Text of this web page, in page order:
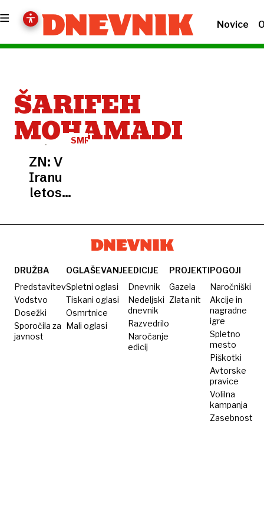
Novice
ŠARIFEH
MOHAMADI
SMRTNA
ZN: V
Iranu
letos
več kot
DRUŽBA
Predstavitev
Vodstvo
Dosežki
Sporočila za
javnost
OGLAŠEVANJE
Spletni oglasi
Tiskani oglasi
Osmrtnice
Mali oglasi
EDICIJE
Dnevnik
Nedeljski
dnevnik
Razvedrilo
Naročanje
edicij
PROJEKTI
Gazela
Zlata nit
POGOJI
Naročniški
Akcije in
nagradne
igre
Spletno
mesto
Piškotki
Avtorske
pravice
Volilna
kampanja
Zasebnost